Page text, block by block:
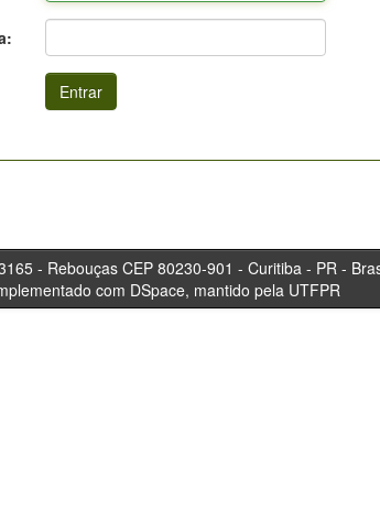
- Rebouças CEP 80230-901 -
com DSpace, mantido pela UTFPR